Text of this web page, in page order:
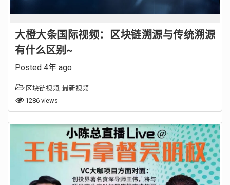
大橙大条国际视频：区块链溯源与传统溯源
有什么区别~
Posted 4年 ago
区块链视频 最新视频
1286 views